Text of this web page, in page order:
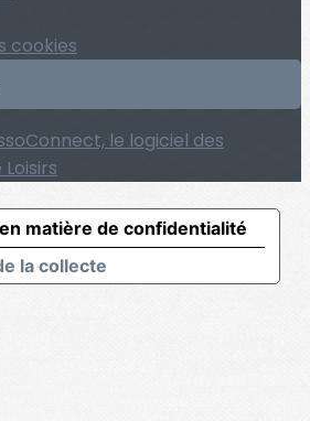
cookies
le logiciel des
la collecte
matière de confidentialité